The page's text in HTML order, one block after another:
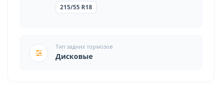
215/55 R18
Тип задних тормозов
Дисковые